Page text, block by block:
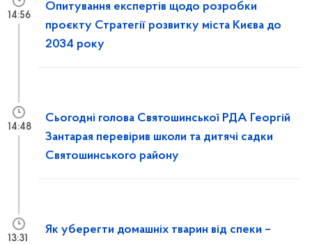
Опитування експертів щодо розробки
проєкту Стратегії розвитку міста Києва до
2034 року
14:56
Сьогодні голова Святошинської РДА Георгій
Зантарая перевірив школи та дитячі садки
Святошинського району
14:48
Як уберегти домашніх тварин від спеки –
13:31